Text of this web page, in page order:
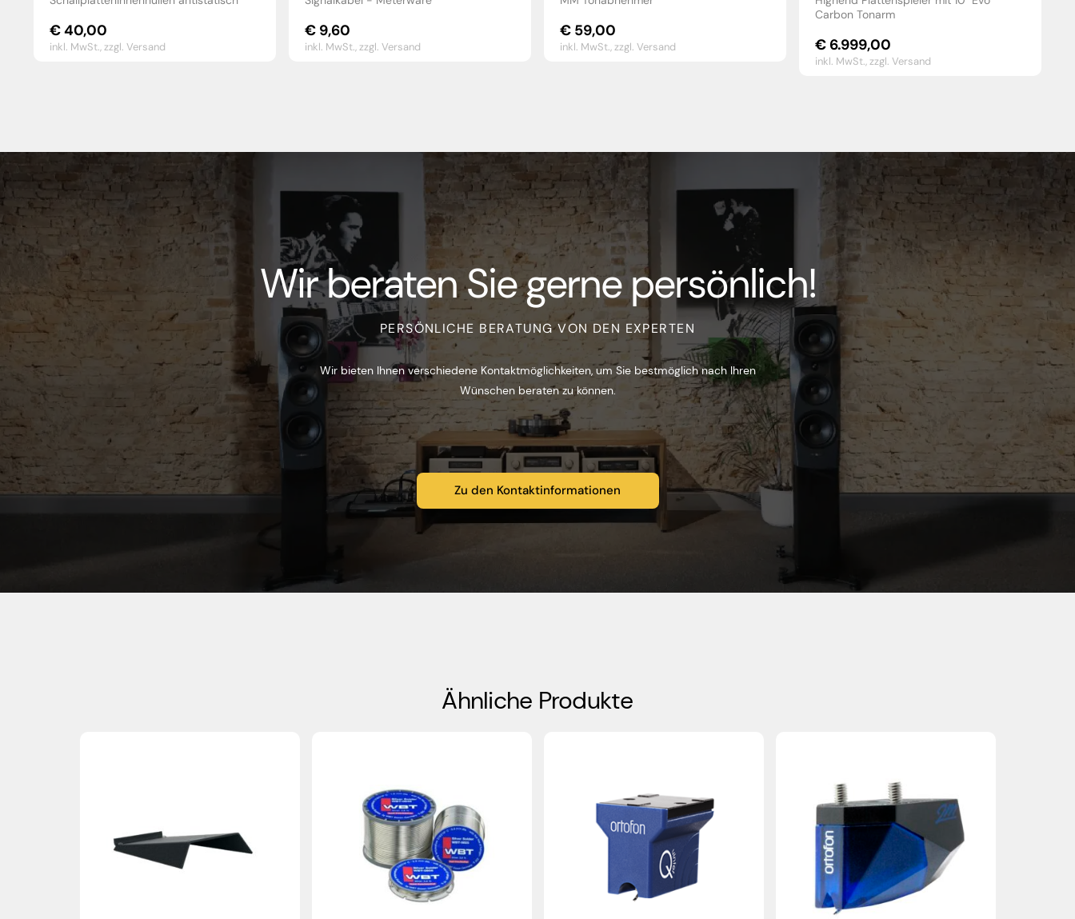
€40,00
inkl. MwSt.,zzgl. Versand
€ 9,60
inkl. MwSt.,zzgl. Versand
€ 59,00
inkl. MwSt.,zzgl. Versand
Carbon Tonarm
€ 6.999,00
inkl. MwSt.,zzgl. Versand
Wir beraten Sie gerne persönlich!
PERSÖNLICHE BERATUNG VON DEN EXPERTEN
Wir bieten Ihnen verschiedene Kontaktmöglichkeiten, um Sie bestmöglich nach Ihren
Wünschen beraten zu können.
Zu den Kontaktinformationen
Ähnliche Produkte